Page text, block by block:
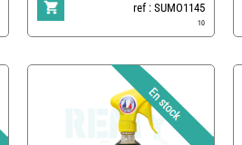
ref : SUMO1145
10